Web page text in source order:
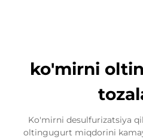
ko'mirni
Ko'mirni desulfurizatsiya
oltingugurt miqdorini